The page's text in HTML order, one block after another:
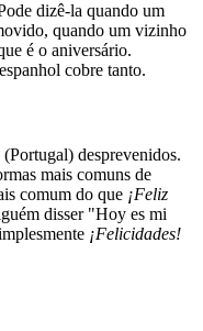
dizê-la quando um
quando um vizinho
é o aniversário.
cobre tanto.
desprevenidos.
mais comuns de
comum do que ¡Feliz
disser "Hoy es mi
¡Felicidades!